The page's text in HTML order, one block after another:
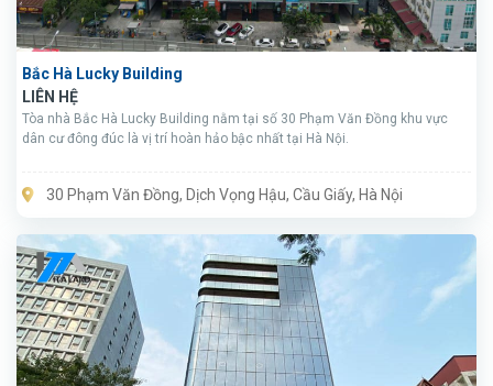
Bắc Hà Lucky Building
LIÊN HỆ
Tòa nhà Bắc Hà Lucky Building nằm tại số 30 Phạm Văn Đồng khu vực
dân cư đông đúc là vị trí hoàn hảo bậc nhất tại Hà Nội.
30 Phạm Văn Đồng, Dịch Vọng Hậu, Cầu Giấy, Hà Nội